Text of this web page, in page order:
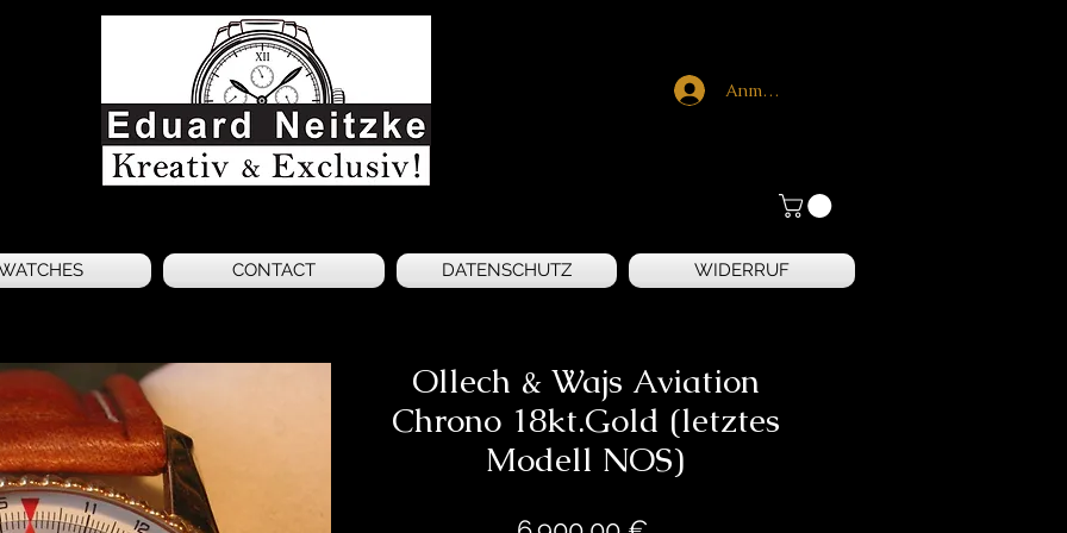
Anmelden
CONTACT DATENSCHUTZ WIDERRUF
Ollech & Wajs Aviation
Chrono 18kt.Gold (letztes
Modell NOS)